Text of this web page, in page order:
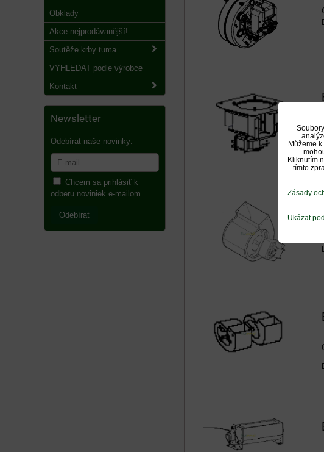
Obklady
Akce-nejprodávanější!
Soutěže krby tuma
VYHLEDAT podle výrobce
Kontakt
Newsletter
Odebírat naše novinky:
Chcem sa prihlásiť k
odberu noviniek e-mailom
Odebírat
Můžeme
Kliknutím
tímto
Zásady
Ukázat